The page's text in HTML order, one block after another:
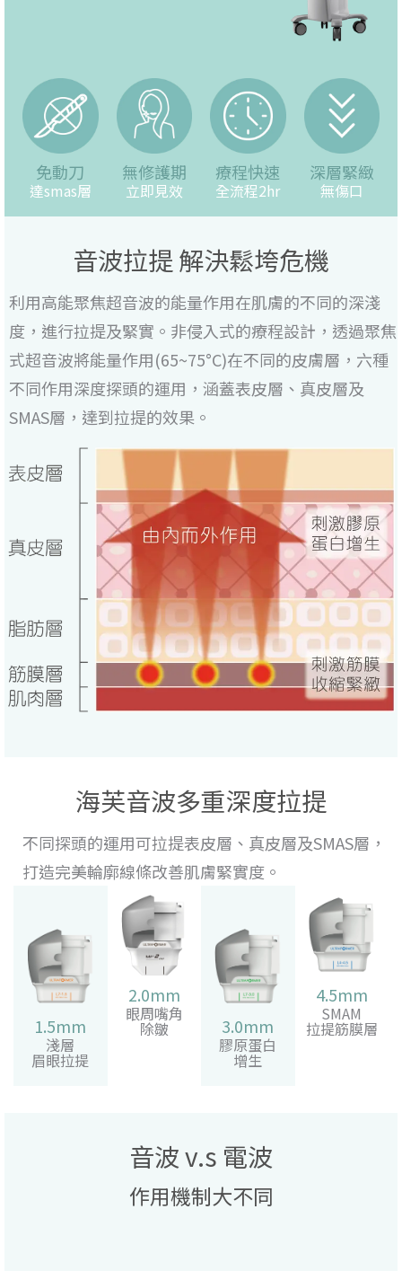
免動刀
達smas層
無修護期
立即見效
療程快速
全流程2hr
深層緊緻
無傷口
音波拉提 解決鬆垮危機
利用高能聚焦超音波的能量作用在肌膚的不同的深淺
度，進行拉提及緊實。非侵入式的療程設計，透過聚焦
式超音波將能量作用(65~75°C)在不同的皮膚層，六種
不同作用深度探頭的運用，涵蓋表皮層、真皮層及
SMAS層，達到拉提的效果。
海芙音波多重深度拉提
不同探頭的運用可拉提表皮層、真皮層及SMAS層，
打造完美輪廓線條改善肌膚緊實度。
1.5mm
淺層
眉眼拉提
2.0mm
眼周嘴角
除皺 3.0mm
膠原蛋白
增生
4.5mm
SMAM
拉提筋膜層
音波 v.s 電波
作用機制大不同